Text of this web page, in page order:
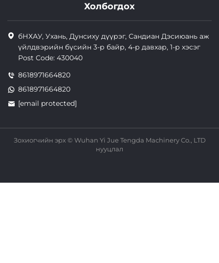
Холбогдох
бНХАУ, Ухань, Дунсиху дүүрэг, Сандиан Дэсиюань аж
үйлдвэрийн бүсийн 3-р байр, 4-р давхар, 1-р хэсэг
Post Code: 430040
8618971664820
8618971664820
[email protected]
Зохиогчийн эрх © Wuhan Yi Jue Tengda Machinery Co., LTD
нууцлал